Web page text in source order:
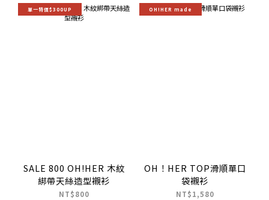
單一特價$300UP
SALE 800 OH!HER 木紋
綁帶天絲造型襯衫
NT$800
OH!HER made
OH！HER TOP滑順單口
袋襯衫
NT$1,580